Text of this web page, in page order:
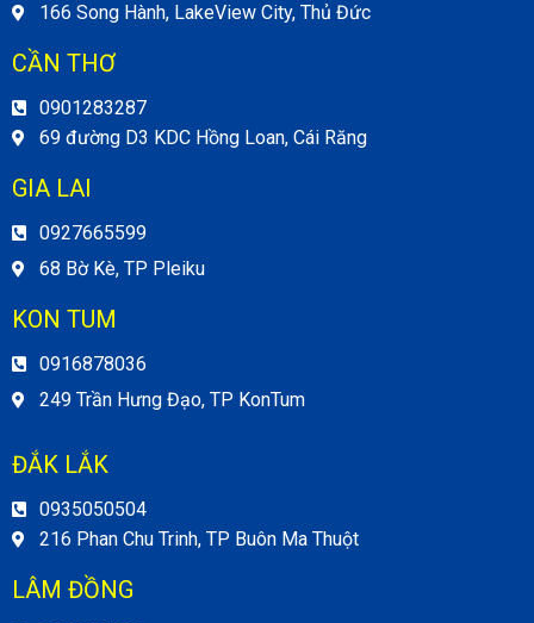
166 Song Hành, LakeView City, Thủ Đức
CẦN THƠ
0901283287
69 đường D3 KDC Hồng Loan, Cái Răng
GIA LAI
0927665599
68 Bờ Kè, TP Pleiku
KON TUM
0916878036
249 Trần Hưng Đạo, TP KonTum
ĐẮK LẮK
0935050504
216 Phan Chu Trinh, TP Buôn Ma Thuột
LÂM ĐỒNG